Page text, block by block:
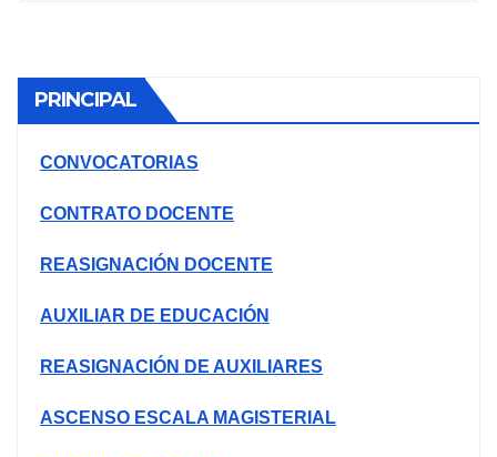
PRINCIPAL
CONVOCATORIAS
CONTRATO DOCENTE
REASIGNACIÓN DOCENTE
AUXILIAR DE EDUCACIÓN
REASIGNACIÓN DE AUXILIARES
ASCENSO ESCALA MAGISTERIAL